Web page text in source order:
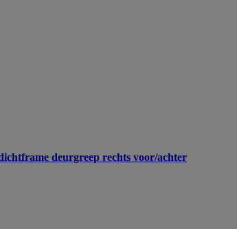
deurgreep rechts voor/achter